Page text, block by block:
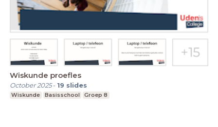
Wiskunde proefles
October 2025- 19 slides
Wiskunde Basisschool Groep 8